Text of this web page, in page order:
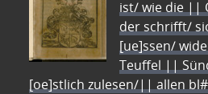
ist/ wie die ||
der schrifft/
[ue]ssen/
Teuffel ||
[oe]stlich zulesen/|| allen